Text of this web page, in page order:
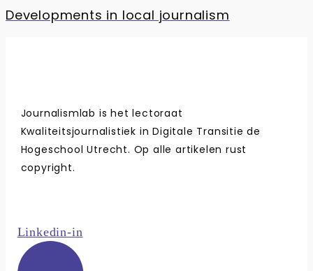
Developments in local journalism
Journalismlab is het lectoraat
Kwaliteitsjournalistiek in Digitale Transitie de
Hogeschool Utrecht. Op alle artikelen rust
copyright.
Linkedin-in